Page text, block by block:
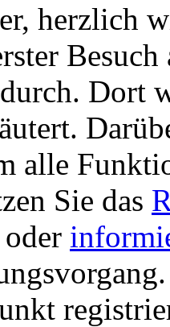
herzlich
durch. Dort
alle
Sie das